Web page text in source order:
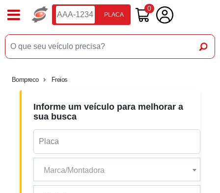
PLACA
0
Bompreco Freios
Informe um veículo para melhorar a
sua busca
Marca/Montadora